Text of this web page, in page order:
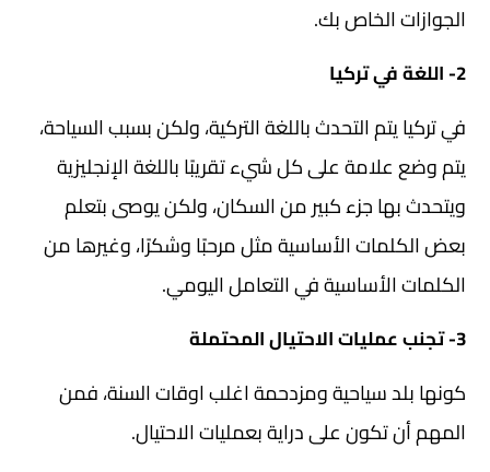
الجوازات الخاص بك.
2- اللغة في تركيا
في تركيا يتم التحدث باللغة التركية، ولكن بسبب السياحة،
يتم وضع علامة على كل شيء تقريبًا باللغة الإنجليزية
ويتحدث بها جزء كبير من السكان، ولكن يوصى بتعلم
بعض الكلمات الأساسية مثل مرحبًا وشكرًا، وغيرها من
الكلمات الأساسية في التعامل اليومي.
3- تجنب عمليات الاحتيال المحتملة
كونها بلد سياحية ومزدحمة اغلب اوقات السنة، فمن
المهم أن تكون على دراية بعمليات الاحتيال.